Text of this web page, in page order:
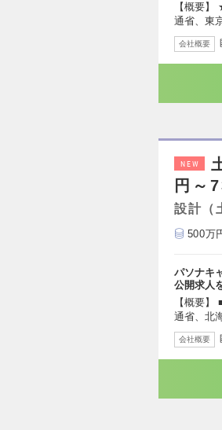
【概要
通省、東
会社概要
NEW
円～
設計（
500万
パソナキ
公開求人
【概要
通省、北
会社概要